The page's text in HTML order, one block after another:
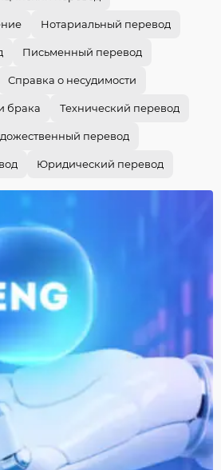
Нотариальный перевод
Письменный перевод
Справка о несудимости
брака Технический перевод
перевод
Юридический перевод